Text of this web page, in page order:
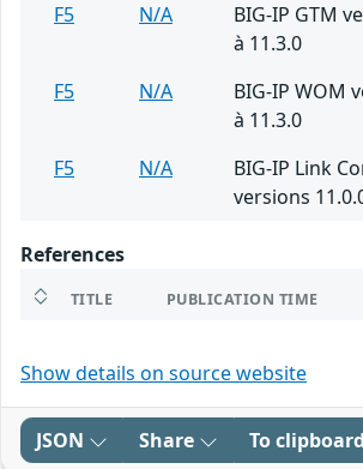
F5
N/A
BIG-IP GTM
à 11.3.0
F5
N/A
BIG-IP WOM
à 11.3.0
F5
N/A
BIG-IP Link
versions
References
TITLE PUBLICATION TIME
Show details on source website
JSON Share To clipboard